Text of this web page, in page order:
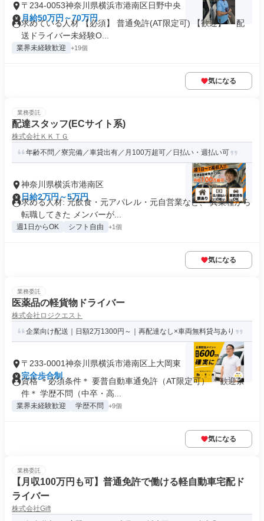
〒234-0053神奈川県横浜市港南区日野中央
月給50万円～70万円
求めている人材 【必須】 普通免許(AT限定可) 【歓迎】 ・配
送ドライバー未経験O...
業界未経験歓迎 +19個
気になる
業務委託
配達スタッフ(ECサイト系)
株式会社ＫＫＴＧ
年齢不問／寮完備／車貸出有／月100万超可／日払い・週払い可
神奈川県横浜市港南区
日給2万円～5万円
求める人材: 元飲食・元アパレル・元自営業など、 異業種から
転職してきた メンバーが...
週1日からOK シフト自由 +1個
気になる
業務委託
医薬品の軽貨物ドライバー
株式会社ロジクエスト
企業向け配送｜日額2万1300円～｜再配達なし×車両無料貸与あり
〒233-0001神奈川県横浜市港南区上大岡東
完全歩合制
資格 ＊必須条件＊ 要普自動車通免許（AT限定可） ＊歓迎条
件＊ 学歴不問（中卒・高...
業界未経験歓迎 学歴不問 +9個
気になる
業務委託
【月収100万円も可】普通免許で働ける軽自動車宅配ド
ライバー
株式会社Gift